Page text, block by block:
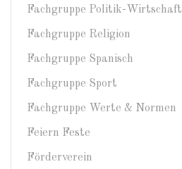
Fachgruppe Politik-Wirtschaft
Fachgruppe Religion
Fachgruppe Spanisch
Fachgruppe Sport
Fachgruppe Werte & Normen
Feiern Feste
Förderverein